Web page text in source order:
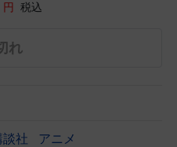
円 税込
れ
談社
アニメ